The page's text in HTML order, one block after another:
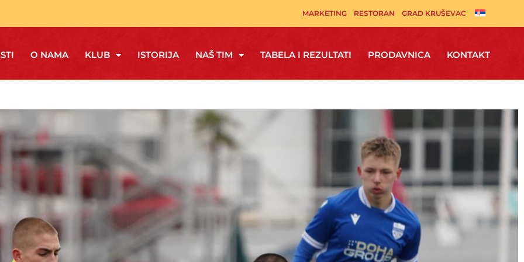
MARKETING RESTORAN GRAD KRUŠEVAC
O NAMA KLUB ISTORIJA NAŠ TIM TABELA I REZULTATI PRODAVNICA KONTAKT